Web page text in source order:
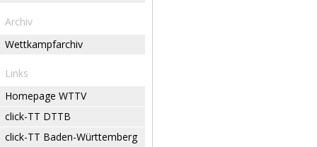
Archiv
Wettkampfarchiv
Links
Homepage WTTV
click-TT DTTB
click-TT Baden-Württemberg